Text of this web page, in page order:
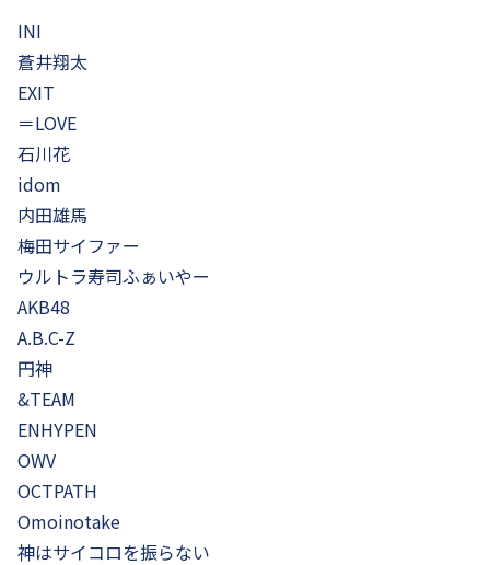
INI
蒼井翔太
EXIT
＝LOVE
石川花
idom
内田雄馬
梅田サイファー
ウルトラ寿司ふぁいやー
AKB48
A.B.C-Z
円神
&TEAM
ENHYPEN
OWV
OCTPATH
Omoinotake
神はサイコロを振らない